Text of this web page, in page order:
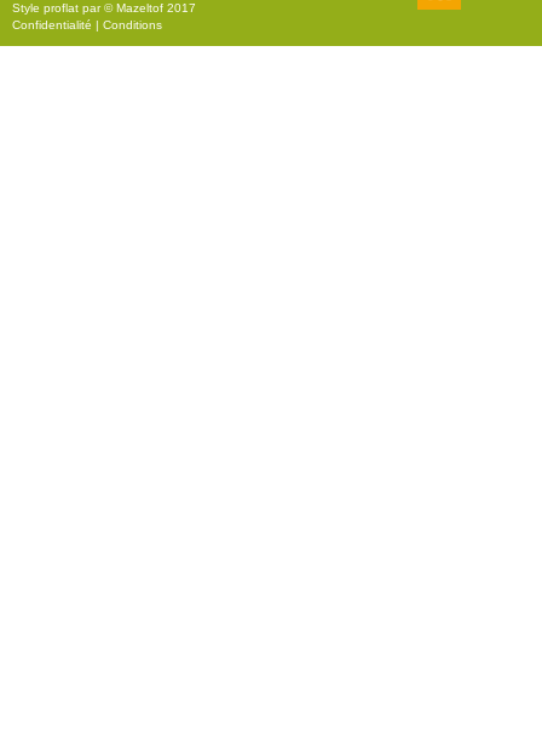
r
Style proflat par ©Mazeltof 2017
Confidentialité | Conditions